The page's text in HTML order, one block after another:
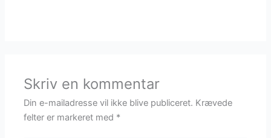
Skriv en kommentar
Din e-mailadresse vil ikke blive publiceret. Krævede
felter er markeret med *